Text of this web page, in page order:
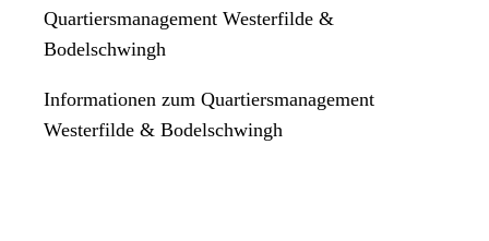
Quartiersmanagement Westerfilde &
Bodelschwingh
Informationen zum Quartiersmanagement
Westerfilde & Bodelschwingh